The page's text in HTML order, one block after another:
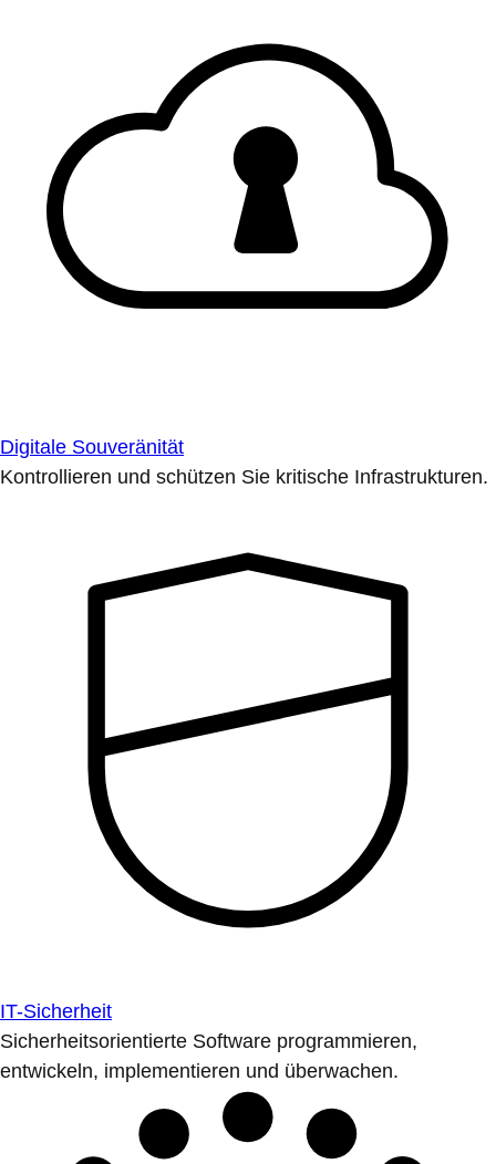
Digitale Souveränität
Kontrollieren und schützen Sie kritische Infrastrukturen.
IT-Sicherheit
Sicherheitsorientierte Software programmieren,
entwickeln, implementieren und überwachen.